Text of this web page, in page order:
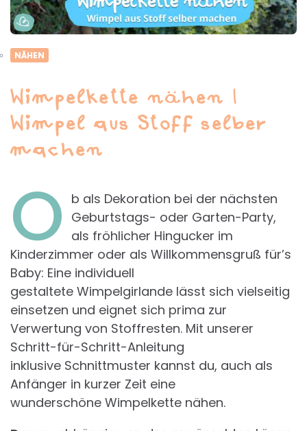
NÄHEN
Wimpelkette nähen |
Wimpel aus Stoff selber
machen
O b als Dekoration bei der nächsten
Geburtstags- oder Garten-Party,
als fröhlicher Hingucker im
Kinderzimmer oder als Willkommensgruß für’s
Baby: Eine individuell
gestaltete Wimpelgirlande lässt sich vielseitig
einsetzen und eignet sich prima zur
Verwertung von Stoffresten. Mit unserer
Schritt-für-Schritt-Anleitung
inklusive Schnittmuster kannst du, auch als
Anfänger in kurzer Zeit eine
wunderschöne Wimpelkette nähen.